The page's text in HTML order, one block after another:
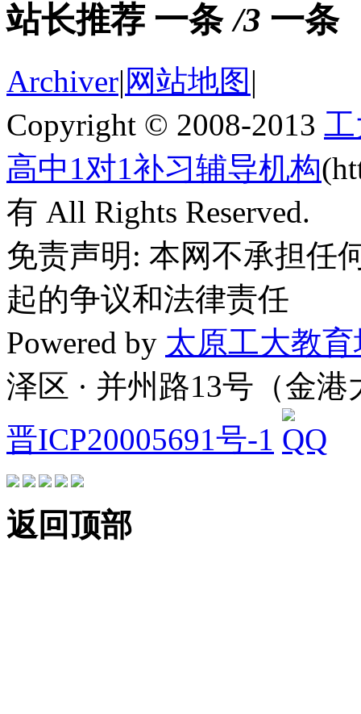
站长推荐 /3
Archiver| 网站地图 |
Copyright © 2008-2013
高中1对1补习辅导机构
有 All Rights Reserved.
免责声明: 本网不承担任
起的争议和法律责任
Powered by 太原工大教
泽区 · 并州路13号（金
晋ICP20005691号-1
返回顶部